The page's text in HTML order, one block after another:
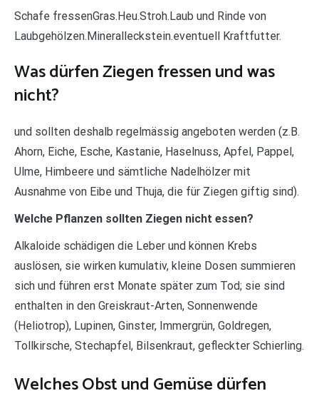
Schafe fressenGras.Heu.Stroh.Laub und Rinde von
Laubgehölzen.Mineralleckstein.eventuell Kraftfutter.
Was dürfen Ziegen fressen und was
nicht?
und sollten deshalb regelmässig angeboten werden (z.B.
Ahorn, Eiche, Esche, Kastanie, Haselnuss, Apfel, Pappel,
Ulme, Himbeere und sämtliche Nadelhölzer mit
Ausnahme von Eibe und Thuja, die für Ziegen giftig sind).
Welche Pflanzen sollten Ziegen nicht essen?
Alkaloide schädigen die Leber und können Krebs
auslösen, sie wirken kumulativ, kleine Dosen summieren
sich und führen erst Monate später zum Tod; sie sind
enthalten in den Greiskraut-Arten, Sonnenwende
(Heliotrop), Lupinen, Ginster, Immergrün, Goldregen,
Tollkirsche, Stechapfel, Bilsenkraut, gefleckter Schierling.
Welches Obst und Gemüse dürfen